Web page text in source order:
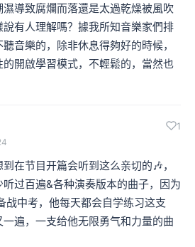
導致腐爛而落還是太過乾燥被風吹
有人理解嗎？據我所知音樂家們排
音樂的，除非休息得夠好的時候，
開啟學習模式，不輕鬆的，當然也
1
到在节目开篇会听到这么亲切的🎶，
过百遍&各种演奏版本的曲子，因为
战中考，他每天都会自学练习这支
一遍，一支给他无限勇气和力量的曲